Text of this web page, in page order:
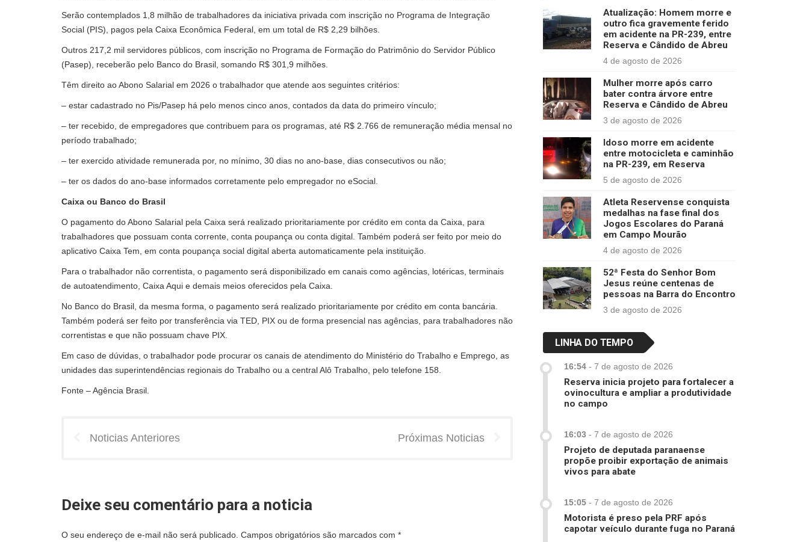
Serão contemplados 1,8 milhão de trabalhadores da iniciativa privada com inscrição no Programa de Integração
Social (PIS), pagos pela Caixa Econômica Federal, em um total de R$ 2,29 bilhões.
Outros 217,2 mil servidores públicos, com inscrição no Programa de Formação do Patrimônio do Servidor Público
(Pasep), receberão pelo Banco do Brasil, somando R$ 301,9 milhões.
Têm direito ao Abono Salarial em 2026 o trabalhador que atende aos seguintes critérios:
– estar cadastrado no Pis/Pasep há pelo menos cinco anos, contados da data do primeiro vínculo;
– ter recebido, de empregadores que contribuem para os programas, até R$ 2.766 de remuneração média mensal no
período trabalhado;
– ter exercido atividade remunerada por, no mínimo, 30 dias no ano-base, dias consecutivos ou não;
– ter os dados do ano-base informados corretamente pelo empregador no eSocial.
Caixa ou Banco do Brasil
O pagamento do Abono Salarial pela Caixa será realizado prioritariamente por crédito em conta da Caixa, para
trabalhadores que possuam conta corrente, conta poupança ou conta digital. Também poderá ser feito por meio do
aplicativo Caixa Tem, em conta poupança social digital aberta automaticamente pela instituição.
Para o trabalhador não correntista, o pagamento será disponibilizado em canais como agências, lotéricas, terminais
de autoatendimento, Caixa Aqui e demais meios oferecidos pela Caixa.
No Banco do Brasil, da mesma forma, o pagamento será realizado prioritariamente por crédito em conta bancária.
Também poderá ser feito por transferência via TED, PIX ou de forma presencial nas agências, para trabalhadores não
correntistas e que não possuam chave PIX.
Em caso de dúvidas, o trabalhador pode procurar os canais de atendimento do Ministério do Trabalho e Emprego , as
unidades das superintendências regionais do Trabalho ou a central Alô Trabalho, pelo telefone 158.
Fonte – Agência Brasil.
Noticias Anteriores Próximas Noticias
Deixe seu comentário para a noticia
O seu endereço de e-mail não será publicado. Campos obrigatórios são marcados com *
Atualização: Homem morre e
outro fica gravemente ferido
em acidente na PR-239, entre
Reserva e Cândido de Abreu
4 de agosto de 2026
Mulher morre após carro
bater contra árvore entre
Reserva e Cândido de Abreu
3 de agosto de 2026
Idoso morre em acidente
entre motocicleta e caminhão
na PR-239, em Reserva
5 de agosto de 2026
Atleta Reservense conquista
medalhas na fase final dos
Jogos Escolares do Paraná
em Campo Mourão
4 de agosto de 2026
52ª Festa do Senhor Bom
Jesus reúne centenas de
pessoas na Barra do Encontro
3 de agosto de 2026
LINHA DO TEMPO
16:54 - 7 de agosto de 2026
Reserva inicia projeto para fortalecer a
ovinocultura e ampliar a produtividade
no campo
16:03 - 7 de agosto de 2026
Projeto de deputada paranaense
propõe proibir exportação de animais
vivos para abate
15:05 - 7 de agosto de 2026
Motorista é preso pela PRF após
capotar veículo durante fuga no Paraná